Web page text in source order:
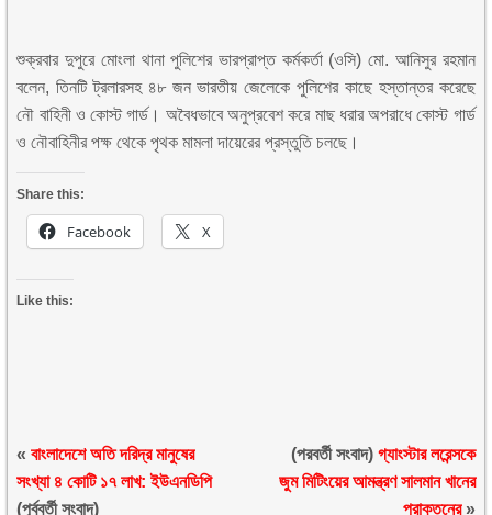
শুক্রবার দুপুরে মোংলা থানা পুলিশের ভারপ্রাপ্ত কর্মকর্তা (ওসি) মো. আনিসুর রহমান
বলেন, তিনটি ট্রলারসহ ৪৮ জন ভারতীয় জেলেকে পুলিশের কাছে হস্তান্তর করেছে
নৌ বাহিনী ও কোস্ট গার্ড। অবৈধভাবে অনুপ্রবেশ করে মাছ ধরার অপরাধে কোস্ট গার্ড
ও নৌবাহিনীর পক্ষ থেকে পৃথক মামলা দায়েরের প্রস্তুতি চলছে।
Share this:
Facebook X
Like this:
«বাংলাদেশে অতি দরিদ্র মানুষের
সংখ্যা ৪ কোটি ১৭ লাখ: ইউএনডিপি
(পূর্ববর্তী সংবাদ)
(পরবর্তী সংবাদ) গ্যাংস্টার লরেন্সকে
জুম মিটিংয়ের আমন্ত্রণ সালমান খানের
প্রাক্তনের»